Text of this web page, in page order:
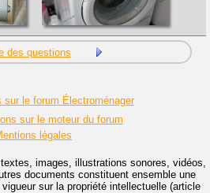
des questions
sur le forum Électroménager
sur le moteur du forum
légales
textes, images, illustrations sonores, vidéos,
documents constituent ensemble une
sur la propriété intellectuelle (article